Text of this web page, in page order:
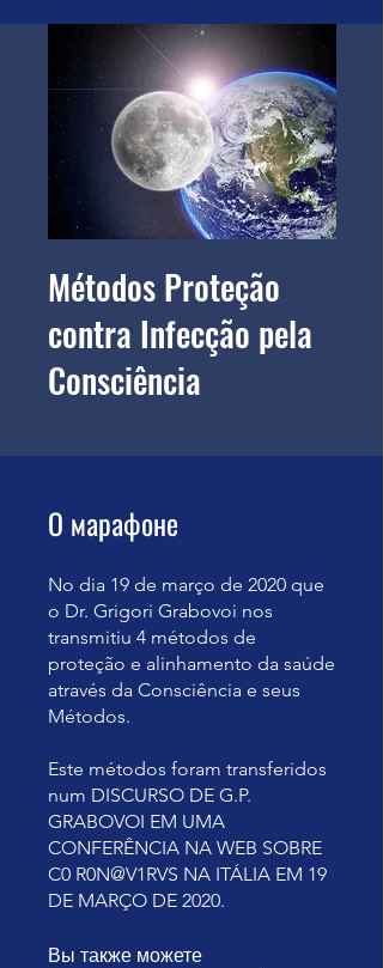
Métodos Proteção
contra Infecção pela
Consciência
О марафоне
No dia 19 de março de 2020 que
o Dr. Grigori Grabovoi nos
transmitiu 4 métodos de
proteção e alinhamento da saúde
através da Consciência e seus
Métodos.
Este métodos foram transferidos
num DISCURSO DE G.P.
GRABOVOI EM UMA
CONFERÊNCIA NA WEB SOBRE
C0 R0N@V1RVS NA ITÁLIA EM 19
DE MARÇO DE 2020.
Вы также можете